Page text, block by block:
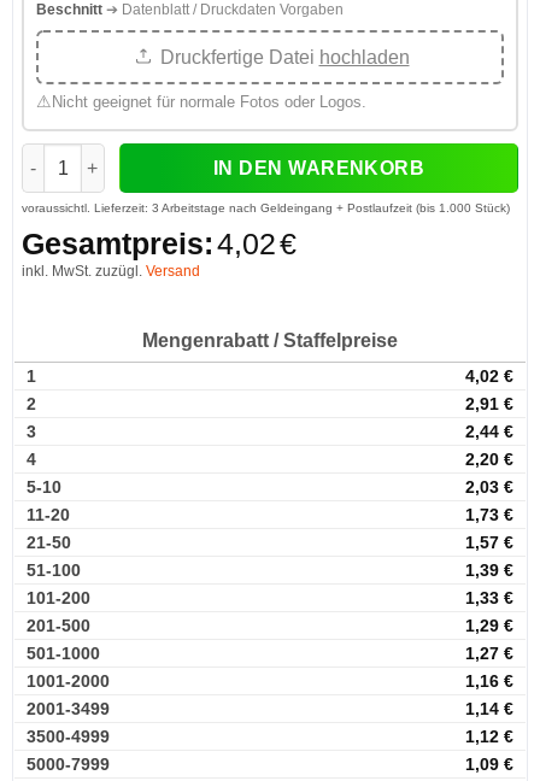
Beschnitt ➔ Datenblatt / Druckdaten Vorgaben
Druckfertige Datei hochladen
⚠ Nicht geeignet für normale Fotos oder Logos.
Buttons 32 mm mit Clipverschluss Büroklammer Menge
IN DEN WARENKORB
voraussichtl. Lieferzeit: 3 Arbeitstage nach Geldeingang + Postlaufzeit (bis 1.000 Stück)
Gesamtpreis:4,02€
inkl. MwSt. zuzügl. Versand
Mengenrabatt / Staffelpreise
1 4,02 €
2
2,91 €
3
2,44 €
4
2,20 €
5-10
2,03 €
11-20
1,73 €
21-50
1,57 €
51-100
1,39 €
101-200
1,33 €
201-500
1,29 €
501-1000
1,27 €
1001-2000
1,16 €
2001-3499
1,14 €
3500-4999
1,12 €
5000-7999
1,09 €